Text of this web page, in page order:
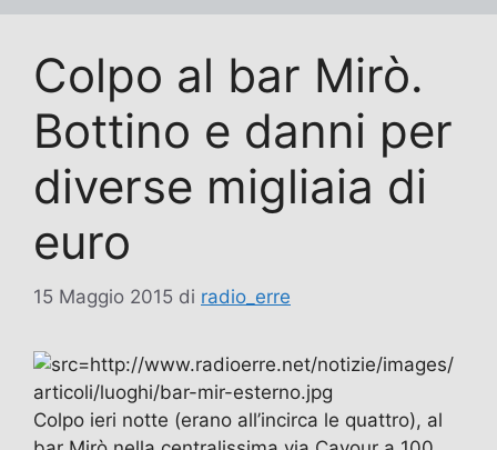
Colpo al bar Mirò.
Bottino e danni per
diverse migliaia di
euro
15 Maggio 2015 di radio_erre
Colpo ieri notte (erano all’incirca le quattro), al